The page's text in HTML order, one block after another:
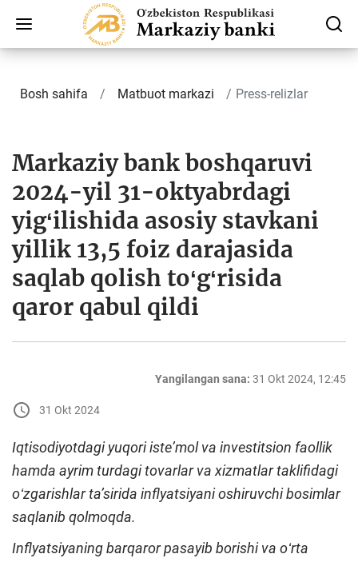
Bosh sahifa Matbuot markazi Press-relizlar
Markaziy bank boshqaruvi
2024-yil 31-oktyabrdagi
yigʻilishida asosiy stavkani
yillik 13,5 foiz darajasida
saqlab qolish toʻgʻrisida
qaror qabul qildi
Yangilangan sana: 31 Okt 2024, 12:45
31 Okt 2024
Iqtisodiyotdagi yuqori isteʼmol va investitsion faollik
hamda ayrim turdagi tovarlar va xizmatlar taklifidagi
oʻzgarishlar taʼsirida inflyatsiyani oshiruvchi bosimlar
saqlanib qolmoqda.
Inflyatsiyaning barqaror pasayib borishi va oʻrta